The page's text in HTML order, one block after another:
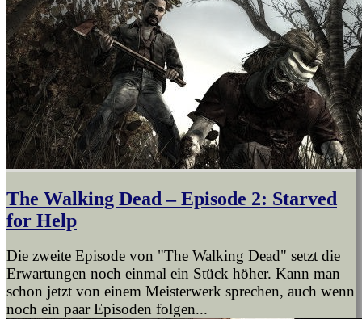
The Walking Dead – Episode 2: Starved
for Help
Die zweite Episode von "The Walking Dead" setzt die
Erwartungen noch einmal ein Stück höher. Kann man
schon jetzt von einem Meisterwerk sprechen, auch wenn
noch ein paar Episoden folgen...